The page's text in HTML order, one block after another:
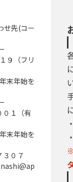
せ先(コー
９（フリ
末年始を
１（有
末年始を
０７